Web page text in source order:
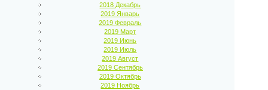
2018 Декабрь
2019 Январь
2019 Февраль
2019 Март
2019 Июнь
2019 Июль
2019 Август
2019 Сентябрь
2019 Октябрь
2019 Ноябрь